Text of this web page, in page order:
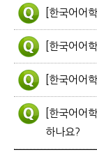
[한국어어
[한국어어
[한국어어
[한국어어
하나요?